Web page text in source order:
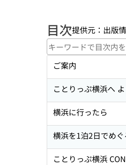
目次提供元：出版
ご案内
ことりっぷ横浜へ
横浜に行ったら
横浜を1泊2日でめぐ
ことりっぷ横浜